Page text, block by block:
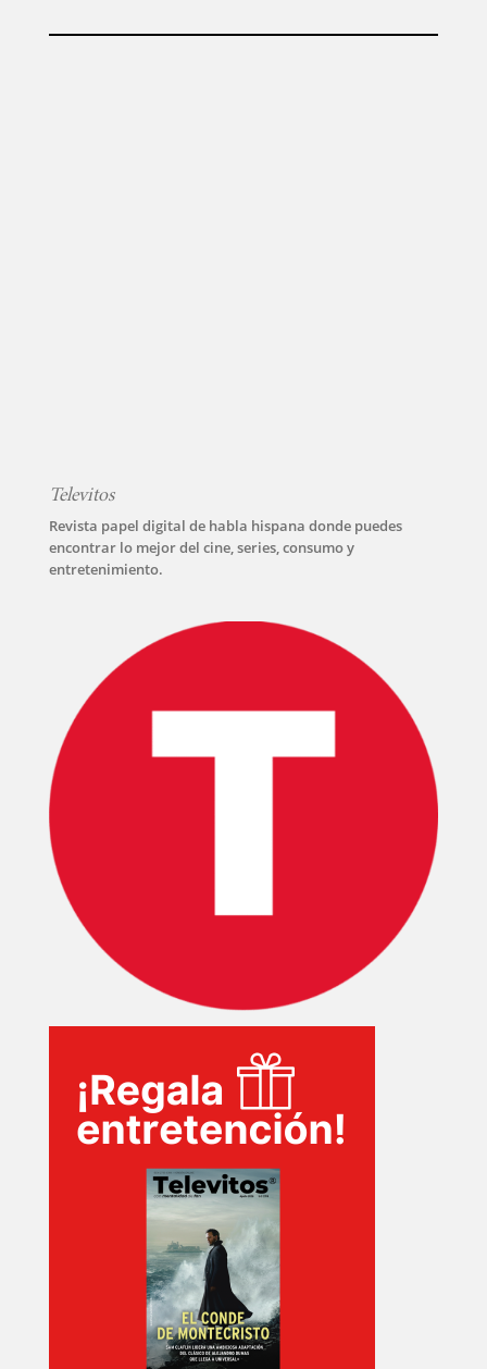
INICIO
PELICULAS
Televitos
Revista papel digital de habla hispana donde puedes
encontrar lo mejor del cine, series, consumo y
entretenimiento.